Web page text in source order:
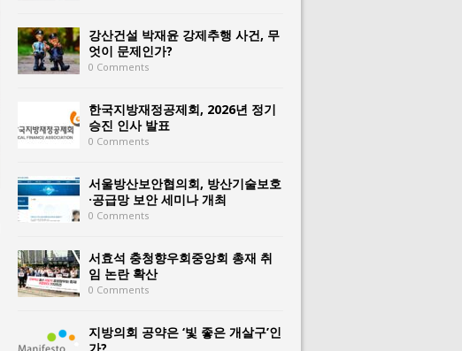
강산건설 박재윤 강제추행 사건, 무
엇이 문제인가?
0 Comments
한국지방재정공제회, 2026년 정기
승진 인사 발표
0 Comments
서울방산보안협의회, 방산기술보호
·공급망 보안 세미나 개최
0 Comments
서효석 충청향우회중앙회 총재 취
임 논란 확산
0 Comments
지방의회 공약은 ‘빛 좋은 개살구’인